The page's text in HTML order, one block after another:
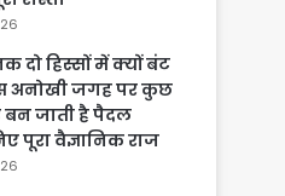
दो हिस्सों में क्यों बंट
अनोखी जगह पर कुछ
बन जाती है पैदल
पूरा वैज्ञानिक राज